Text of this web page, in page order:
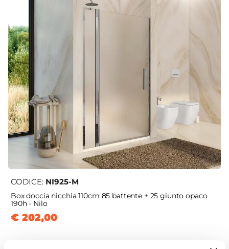
CODICE: NI925-M
Box doccia nicchia 110cm 85 battente + 25 giunto opaco
190h - Nilo
€ 202,00